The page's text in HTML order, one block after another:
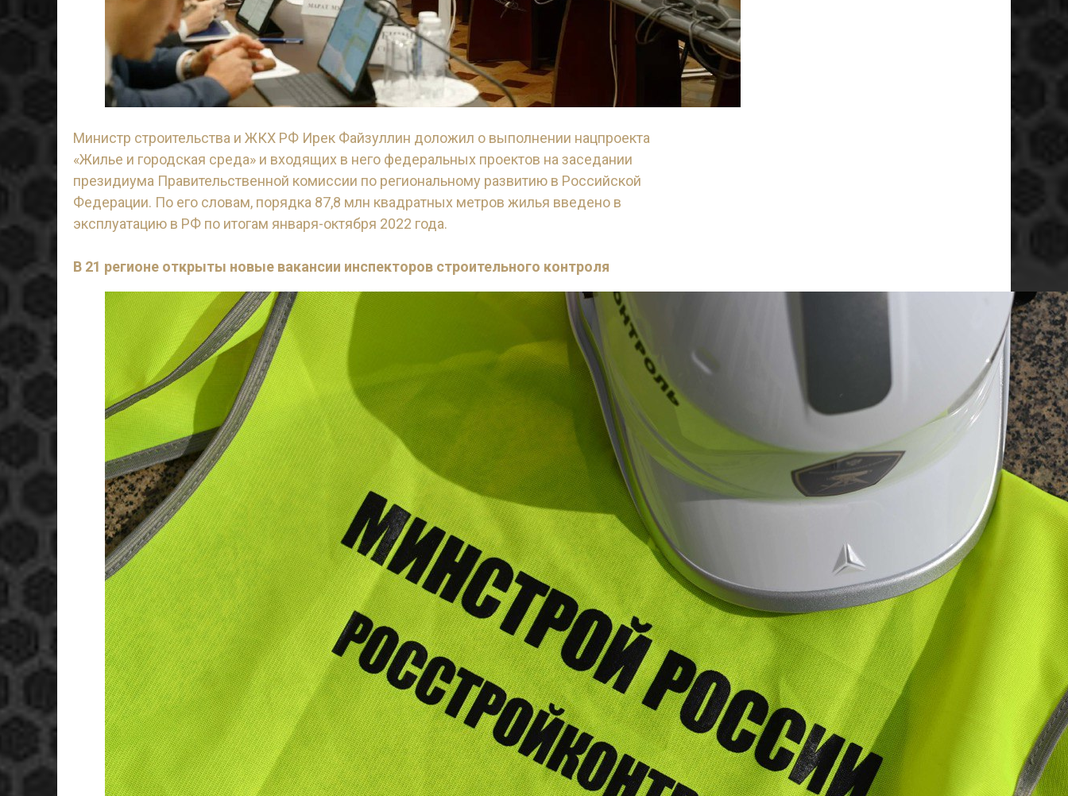
Министр строительства и ЖКХ РФ Ирек Файзуллин доложил о выполнении нацпроекта
«Жилье и городская среда» и входящих в него федеральных проектов на заседании
президиума Правительственной комиссии по региональному развитию в Российской
Федерации. По его словам, порядка 87,8 млн квадратных метров жилья введено в
эксплуатацию в РФ по итогам января-октября 2022 года.
В 21 регионе открыты новые вакансии инспекторов строительного контроля